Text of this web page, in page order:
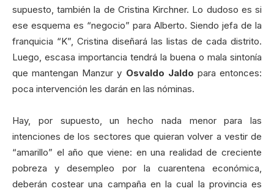
supuesto, también la de Cristina Kirchner. Lo dudoso es si
ese esquema es “negocio” para Alberto. Siendo jefa de la
franquicia “K”, Cristina diseñará las listas de cada distrito.
Luego, escasa importancia tendrá la buena o mala sintonía
que mantengan Manzur y Osvaldo Jaldo para entonces:
poca intervención les darán en las nóminas.
Hay, por supuesto, un hecho nada menor para las
intenciones de los sectores que quieran volver a vestir de
“amarillo” el año que viene: en una realidad de creciente
pobreza y desempleo por la cuarentena económica,
deberán costear una campaña en la cual la provincia es